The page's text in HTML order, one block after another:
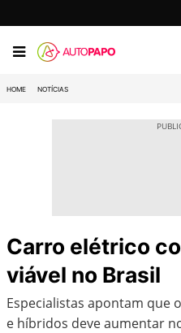
HOME NOTÍCIAS
Carro elétrico
viável no Brasil
Especialistas apontam que
e híbridos deve aumentar